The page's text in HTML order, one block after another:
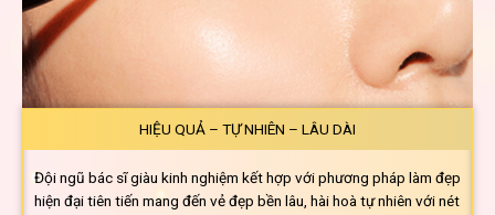
HIỆU QUẢ – TỰ NHIÊN – LÂU DÀI
Đội ngũ bác sĩ giàu kinh nghiệm kết hợp với phương pháp làm đẹp
hiện đại tiên tiến mang đến vẻ đẹp bền lâu, hài hoà tự nhiên với nét